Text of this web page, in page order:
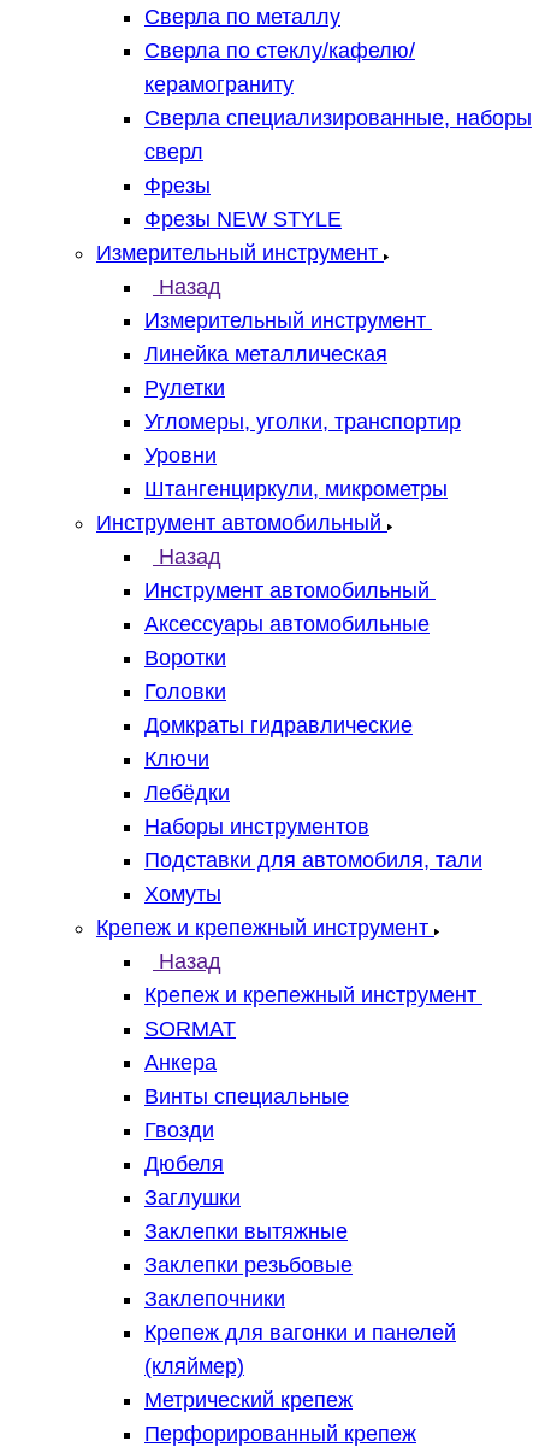
Сверла по металлу
Сверла по стеклу/кафелю/
керамограниту
Сверла специализированные, наборы
сверл
Фрезы
Фрезы NEW STYLE
Измерительный инструмент
Назад
Измерительный инструмент
Линейка металлическая
Рулетки
Угломеры, уголки, транспортир
Уровни
Штангенциркули, микрометры
Инструмент автомобильный
Назад
Инструмент автомобильный
Аксессуары автомобильные
Воротки
Головки
Домкраты гидравлические
Ключи
Лебёдки
Наборы инструментов
Подставки для автомобиля, тали
Хомуты
Крепеж и крепежный инструмент
Назад
Крепеж и крепежный инструмент
SORMAT
Анкера
Винты специальные
Гвозди
Дюбеля
Заглушки
Заклепки вытяжные
Заклепки резьбовые
Заклепочники
Крепеж для вагонки и панелей
(кляймер)
Метрический крепеж
Перфорированный крепеж